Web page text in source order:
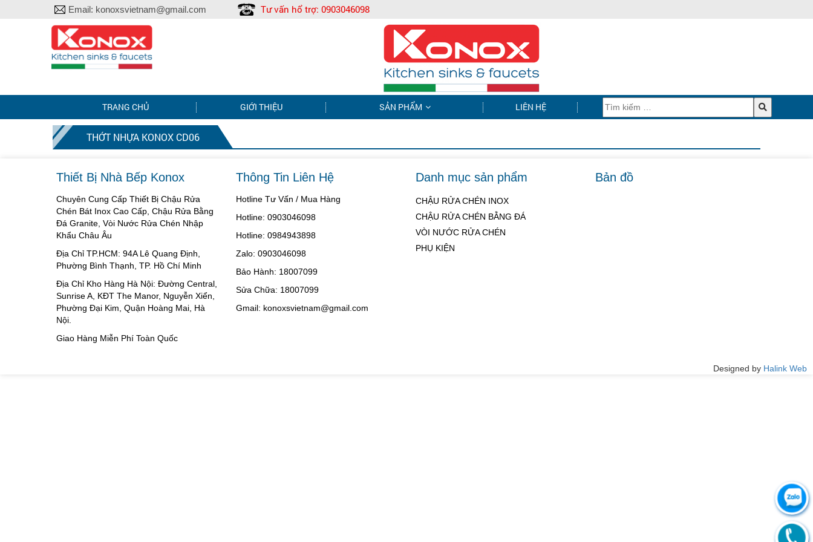
Email: konoxsvietnam@gmail.com Tư vấn hổ trợ: 0903046098
TRANG CHỦ GIỚI THIỆU SẢN PHẨM LIÊN HỆ
THỚT NHỰA KONOX CD06
Thiết Bị Nhà Bếp Konox
Chuyên Cung Cấp Thiết Bị Chậu Rửa
Chén Bát Inox Cao Cấp, Chậu Rửa Bằng
Đá Granite, Vòi Nước Rửa Chén Nhập
Khẩu Châu Âu
Địa Chỉ TP.HCM: 94A Lê Quang Định,
Phường Bình Thạnh, TP. Hồ Chí Minh
Địa Chỉ Kho Hàng Hà Nội: Đường Central,
Sunrise A, KĐT The Manor, Nguyễn Xiển,
Phường Đại Kim, Quận Hoàng Mai, Hà
Nội.
Giao Hàng Miễn Phí Toàn Quốc
Thông Tin Liên Hệ
Hotline Tư Vấn / Mua Hàng
Hotline: 0903046098
Hotline: 0984943898
Zalo: 0903046098
Bảo Hành: 18007099
Sửa Chữa: 18007099
Gmail: konoxsvietnam@gmail.com
Danh mục sản phẩm
CHẬU RỬA CHÉN INOX
CHẬU RỬA CHÉN BẰNG ĐÁ
VÒI NƯỚC RỬA CHÉN
PHỤ KIỆN
Bản đồ
Designed by Halink Web